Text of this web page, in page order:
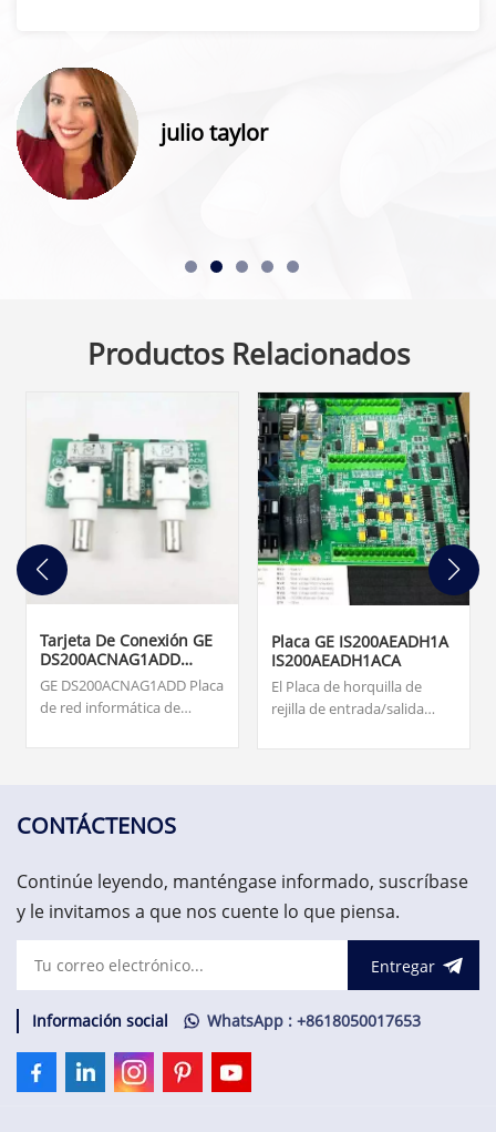
julio taylor
Productos Relacionados
Tarjeta De Conexión GE
DS200ACNAG1ADD
ARCNET
GE DS200ACNAG1ADD Placa
de red informática de
(ARCNET). Origen... tarjetas,
sistema de protección de
activos. US$3.000,00
Placa GE IS200AEADH1A
IS200AEADH1ACA
El Placa de horquilla de
rejilla de entrada/salida
fabricado por la empresa
turbinas eólicas.
CONTÁCTENOS
Continúe leyendo, manténgase informado, suscríbase
y le invitamos a que nos cuente lo que piensa.
Entregar
Información social WhatsApp : +8618050017653